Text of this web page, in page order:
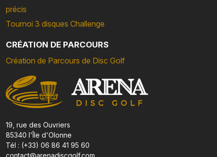
précis
Tournoi 3 disques Challenge
CRÉATION DE PARCOURS
Création de Parcours de Disc Golf
19, rue des Ouvriers
85340 l'Île d'Olonne
Tél : (+33) 06 86 41 95 60
contact@arenadiscgolf.com